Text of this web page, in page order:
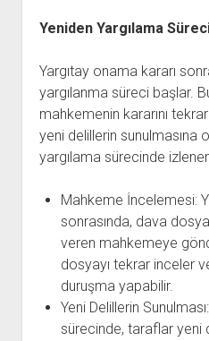
Yeniden Yargılama
Yargıtay onama kararı
yargılanma süreci başlar.
mahkemenin kararını
yeni delillerin sunulmasına
yargılama sürecinde
Mahkeme İncelemesi:
sonrasında, dava
veren mahkemeye
dosyayı tekrar inceler
duruşma yapabilir.
Yeni Delillerin
sürecinde, taraflar yeni